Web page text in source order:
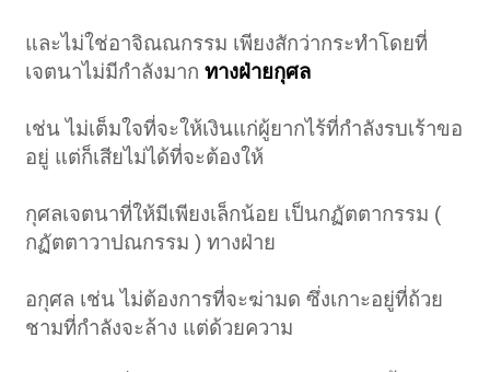
และไม่ใช่อาจิณณกรรม เพียงสักว่ากระทำโดยที่
เจตนาไม่มีกำลังมากทางฝ่ายกุศล
เช่น ไม่เต็มใจที่จะให้เงินแก่ผู้ยากไร้ที่กำลังรบเร้าขอ
อยู่ แต่ก็เสียไม่ได้ที่จะต้องให้
กุศลเจตนาที่ให้มีเพียงเล็กน้อย เป็นกฏัตตากรรม (
กฏัตตาวาปณกรรม ) ทางฝ่าย
อกุศล เช่น ไม่ต้องการที่จะฆ่ามด ซึ่งเกาะอยู่ที่ถ้วย
ชามที่กำลังจะล้าง แต่ด้วยความ